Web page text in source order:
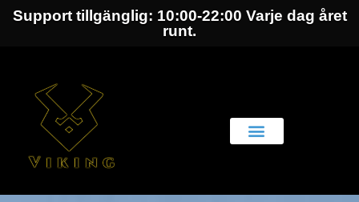
Support tillgänglig: 10:00-22:00 Varje dag året
runt.